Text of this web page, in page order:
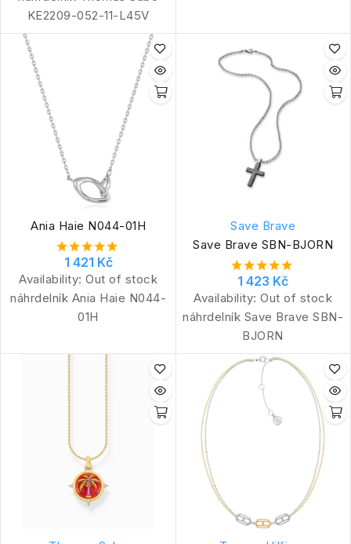
KE2209-052-11-L45V
Ania Haie N044-01H
1 421 Kč
Availability: Out of stock
náhrdelník Ania Haie N044-
01H
Save Brave
Save Brave SBN-BJORN
1 423 Kč
Availability: Out of stock
náhrdelník Save Brave SBN-
BJORN